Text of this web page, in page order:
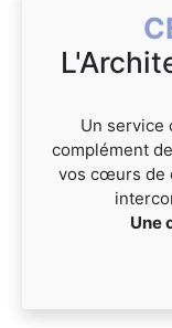
Un service
complément
vos cœurs de
Une